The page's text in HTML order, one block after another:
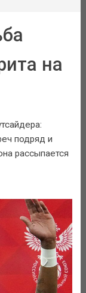
на
подряд и
рассыпается